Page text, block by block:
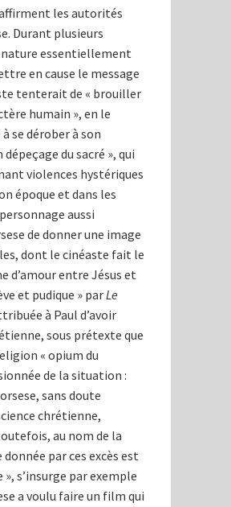
les autorités
Durant plusieurs
nature essentiellement
en cause le message
tenterait de « brouiller
humain », en le
se dérober à son
du sacré », qui
violences hystériques
époque et dans les
aussi
de donner une image
dont le cinéaste fait le
d’amour entre Jésus et
et pudique » parLe
à Paul d’avoir
sous prétexte que
« opium du
de la situation :
sans doute
chrétienne,
au nom de la
par ces excès est
s’insurge par exemple
a voulu faire un film qui